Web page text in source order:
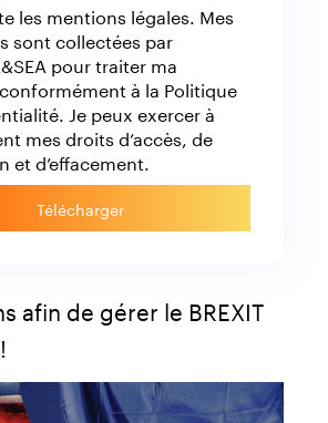
les mentions légales. Mes
sont collectées par
pour traiter ma
à la Politique
Je peux exercer à
mes droits d’accès, de
et d’effacement.
Télécharger
afin de gérer le BREXIT